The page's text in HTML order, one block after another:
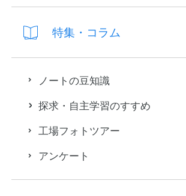
特集・コラム
ノートの豆知識
探求・自主学習のすすめ
工場フォトツアー
アンケート